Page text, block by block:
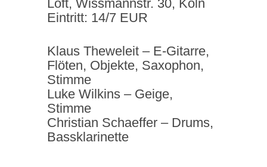
Loft, Wissmannstr. 30, Köln
Eintritt: 14/7 EUR
Klaus Theweleit – E-Gitarre,
Flöten, Objekte, Saxophon,
Stimme
Luke Wilkins – Geige,
Stimme
Christian Schaeffer – Drums,
Bassklarinette